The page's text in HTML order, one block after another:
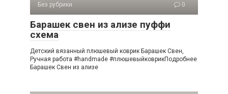
Без рубрики 0
Барашек свен из ализе пуффи
схема
Детский вязанный плюшевый коврик Барашек Свен,
Ручная работа #handmade #плюшевыйковрикПодробнее
Барашек Свен из ализе